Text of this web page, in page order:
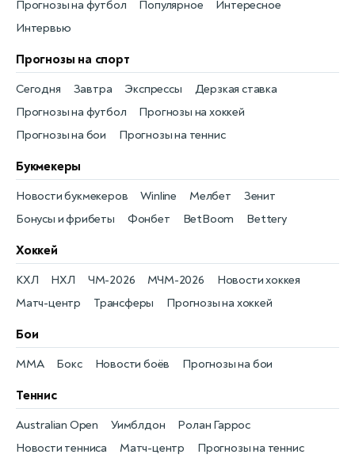
Прогнозы на футбол Популярное Интересное
Интервью
Прогнозы на спорт
Прогнозы на футбол
Сегодня
Прогнозы на хоккей
Завтра
Прогнозы на бои
Экспрессы
Прогнозы на теннис
Дерзкая ставка
Букмекеры
Бонусы и фрибеты
Новости букмекеров
Фонбет
Winline
BetBoom
Мелбет
Bettery
Зенит
Хоккей
Новости хоккея
КХЛ
Матч-центр
НХЛ
Трансферы
ЧМ-2026
Прогнозы на хоккей
МЧМ-2026
Бои
Новости боёв
MMA Прогнозы на бои
Бокс
Теннис
Новости тенниса
Australian Open
Матч-центр
Уимблдон
Прогнозы на теннис
Ролан Гаррос